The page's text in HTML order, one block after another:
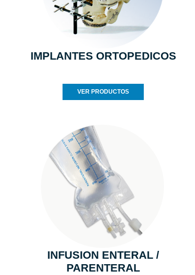
IMPLANTES ORTOPEDICOS
VER PRODUCTOS
INFUSION ENTERAL /
PARENTERAL